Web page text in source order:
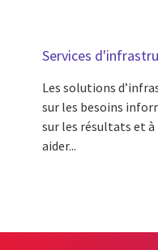
Services
Les solutions
sur les besoins
sur les résultats et à
aider...